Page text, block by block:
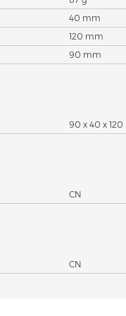
40 mm
120 mm
90 mm
90 x 40 x
CN
CN